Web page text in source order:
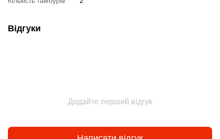
Відгуки
Додайте перший відгук